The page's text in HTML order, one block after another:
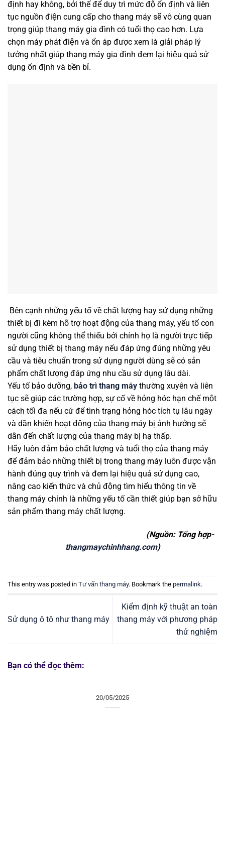
định hay không, bởi thế để duy trì mức độ ổn định và liên
tục nguồn điện cung cấp cho thang máy sẽ vô cùng quan
trọng giúp thang máy gia đình có tuổi thọ cao hơn. Lựa
chọn máy phát điện và ổn áp được xem là giải pháp lý
tưởng nhất giúp thang máy gia đình đem lại hiệu quả sử
dụng ổn định và bền bỉ.
Bên cạnh những yếu tố về chất lượng hay sử dụng những
thiết bị đi kèm hỗ trợ hoạt động của thang máy, yếu tố con
người cũng không thể thiếu bởi chính họ là người trực tiếp
sử dụng thiết bị thang máy nếu đáp ứng đúng những yêu
cầu và tiêu chuẩn trong sử dụng người dùng sẽ có sản
phẩm chất lượng đáp ứng nhu cầu sử dụng lâu dài.
Yếu tố bảo dưỡng, bảo trì thang máy thường xuyên và liên
tục sẽ giúp các trường hợp, sự cố về hỏng hóc hạn chế một
cách tối đa nếu cứ để tình trạng hỏng hóc tích tụ lâu ngày
và dần khiến hoạt động của thang máy bị ảnh hưởng sẽ
dẫn đến chất lượng của thang máy bị hạ thấp.
Hãy luôn đảm bảo chất lượng và tuổi thọ của thang máy
để đảm bảo những thiết bị trong thang máy luôn được vận
hành đúng quy trình và đem lại hiệu quả sử dụng cao,
nâng cao kiến thức và chủ động tìm hiểu thông tin về
thang máy chính là những yếu tố cần thiết giúp bạn sở hữu
sản phẩm thang máy chất lượng.
(Nguồn: Tổng hợp-
thangmaychinhhang.com)
This entry was posted in Tư vấn thang máy. Bookmark the permalink.
Sử dụng ô tô như thang máy
Kiểm định kỹ thuật an toàn
thang máy với phương pháp
thử nghiệm
Bạn có thể đọc thêm:
20/05/2025